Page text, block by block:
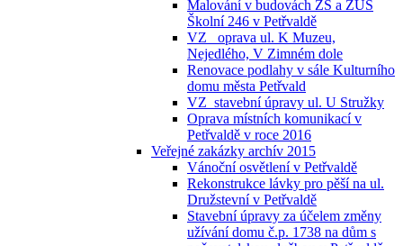
Malování v budovách ZŠ a ZÚŠ
Školní 246 v Petřvaldě
VZ_ oprava ul. K Muzeu,
Nejedlého, V Zimném dole
Renovace podlahy v sále Kulturního
domu města Petřvald
VZ_stavební úpravy ul. U Stružky
Oprava místních komunikací v
Petřvaldě v roce 2016
Veřejné zakázky archív 2015
Vánoční osvětlení v Petřvaldě
Rekonstrukce lávky pro pěší na ul.
Družstevní v Petřvaldě
Stavební úpravy za účelem změny
užívání domu č.p. 1738 na dům s